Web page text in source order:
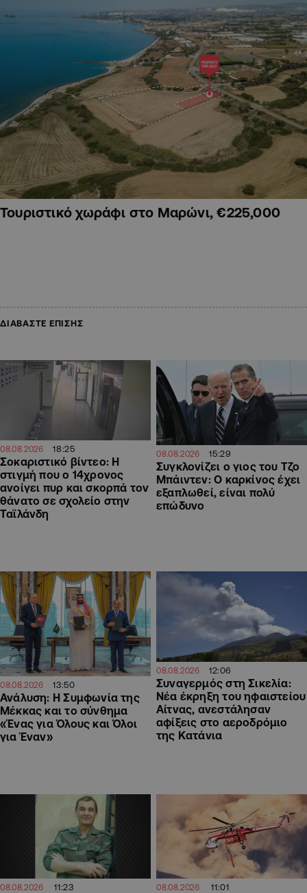
Τουριστικό χωράφι στο Μαρώνι, €225,000
ΔΙΑΒΑΣΤΕ ΕΠΙΣΗΣ
08.08.2026 18:25
Σοκαριστικό βίντεο: Η
στιγμή που ο 14χρονος
ανοίγει πυρ και σκορπά τον
θάνατο σε σχολείο στην
Ταϊλάνδη
08.08.2026 15:29
Συγκλονίζει ο γιος του Τζο
Μπάιντεν: Ο καρκίνος έχει
εξαπλωθεί, είναι πολύ
επώδυνο
08.08.2026 13:50
Ανάλυση: Η Συμφωνία της
Μέκκας και το σύνθημα
«Ένας για Όλους και Όλοι
για Έναν»
08.08.2026 12:06
Συναγερμός στη Σικελία:
Νέα έκρηξη του ηφαιστείου
Αίτνας, ανεστάλησαν
αφίξεις στο αεροδρόμιο
της Κατάνια
08.08.2026 11:23 08.08.2026 11:01